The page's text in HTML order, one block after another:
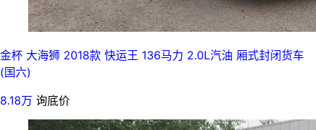
金杯 大海狮 2018款 快运王 136马力 2.0L汽油 厢式封闭货车
(国六)
8.18万 询底价